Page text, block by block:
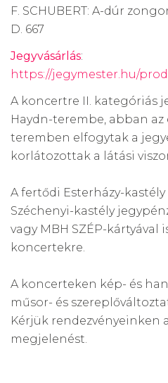
F. SCHUBERT: A-dúr
D. 667
Jegyvásárlás:
https://jegymester.hu/
A koncertre II. kategóriás
Haydn-terembe, abban az
teremben elfogytak a
korlátozottak a látási
A fertődi Esterházy-
Széchenyi-kastély
vagy MBH SZÉP-kártyával
koncertekre.
A koncerteken kép- és
műsor- és
Kérjük rendezvényeinken
megjelenést.